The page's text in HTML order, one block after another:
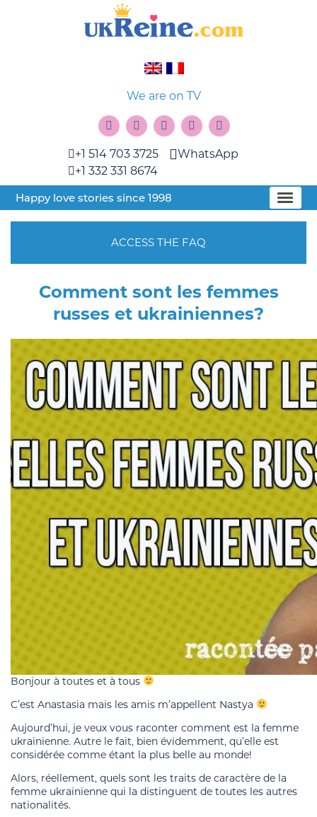
We are on TV
+1 514 703 3725
+1 332 331 8674
WhatsApp
Happy love stories since 1998
ACCESS THE FAQ
Сomment sont les femmes
russes et ukrainiennes?
Bonjour à toutes et à tous
C’est Anastasia mais les amis m’appellent Nastya
Aujourd’hui, je veux vous raconter comment est la femme
ukrainienne. Autre le fait, bien évidemment, qu’elle est
considérée comme étant la plus belle au monde!
Alors, réellement, quels sont les traits de caractère de la
femme ukrainienne qui la distinguent de toutes les autres
nationalités.